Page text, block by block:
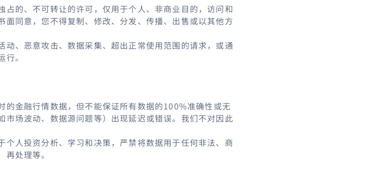
占的、不可转让的许可，仅用于个人、非商业目的，访问和
面同意，您不得复制、修改、分发、传播、出售或以其他方
动、恶意攻击、数据采集、超出正常使用范围的请求，或通
。
的金融行情数据，但不能保证所有数据的100%准确性或无
市场波动、数据源问题等）出现延迟或错误。我们不对因此
个人投资分析、学习和决策，严禁将数据用于任何非法、商
处理等。